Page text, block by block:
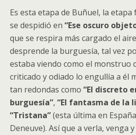
Es esta etapa de Buñuel, la etapa
se despidió en “Ese oscuro
que se respira más cargado el
desprende la burguesía, tal vez
estaba viendo como el monstruo
criticado y odiado lo engullía a él
tan redondas como “El discreto
burguesía”, “El fantasma de la
“Tristana”(esta última en
Deneuve). Así que a verla, venga